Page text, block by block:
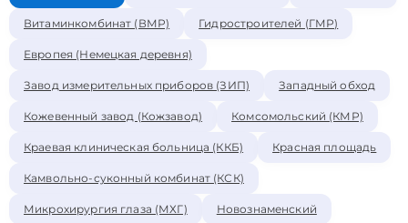
Витаминкомбинат (ВМР) Гидростроителей (ГМР)
Европея (Немецкая деревня)
Завод измерительных приборов (ЗИП) Западный обход
Кожевенный завод (Кожзавод) Комсомольский (КМР)
Краевая клиническая больница (ККБ) Красная площадь
Камвольно-суконный комбинат (КСК)
Микрохирургия глаза (МХГ) Новознаменский